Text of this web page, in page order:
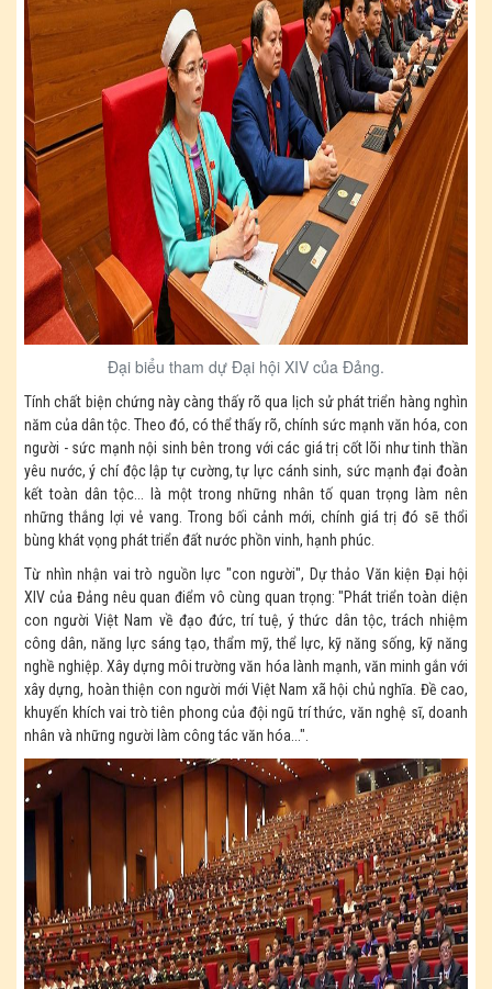
Đại biểu tham dự Đại hội XIV của Đảng.
Tính chất biện chứng này càng thấy rõ qua lịch sử phát triển hàng nghìn
năm của dân tộc. Theo đó, có thể thấy rõ, chính sức mạnh văn hóa, con
người - sức mạnh nội sinh bên trong với các giá trị cốt lõi như tinh thần
yêu nước, ý chí độc lập tự cường, tự lực cánh sinh, sức mạnh đại đoàn
kết toàn dân tộc... là một trong những nhân tố quan trọng làm nên
những thắng lợi vẻ vang. Trong bối cảnh mới, chính giá trị đó sẽ thổi
bùng khát vọng phát triển đất nước phồn vinh, hạnh phúc.
Từ nhìn nhận vai trò nguồn lực "con người", Dự thảo Văn kiện Đại hội
XIV của Đảng nêu quan điểm vô cùng quan trọng: "Phát triển toàn diện
con người Việt Nam về đạo đức, trí tuệ, ý thức dân tộc, trách nhiệm
công dân, năng lực sáng tạo, thẩm mỹ, thể lực, kỹ năng sống, kỹ năng
nghề nghiệp. Xây dựng môi trường văn hóa lành mạnh, văn minh gắn với
xây dựng, hoàn thiện con người mới Việt Nam xã hội chủ nghĩa. Đề cao,
khuyến khích vai trò tiên phong của đội ngũ trí thức, văn nghệ sĩ, doanh
nhân và những người làm công tác văn hóa...".